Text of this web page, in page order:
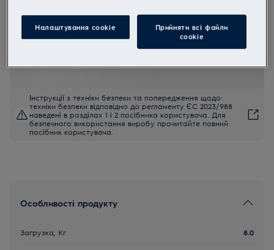
білизни.
Сушіть вироби з бавовни та синтетики разом завдяки MixCare.
Технологія SensiCare автоматично визначає оптимальну
тривалість сушіння
Інструкції з техніки безпеки та попередження щодо
техніки безпеки відповідно до регламенту ЄС 2023/988
наведені в розділах 1 і 2 посібника користувача. Для
безпечного використання виробу прочитайте повний
посібник користувача.
Особливості продукту
Загрузка, Кг 8.0
Налаштування cookie
Прийняти всі файли
сookie